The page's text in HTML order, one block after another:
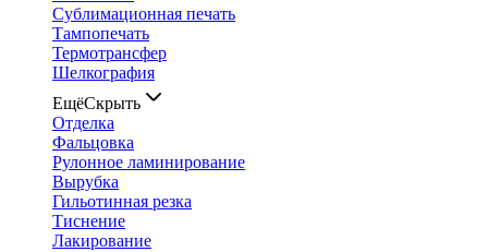
Сублимационная печать
Тампопечать
Термотрансфер
Шелкография
ЕщёСкрыть
Отделка
Фальцовка
Рулонное ламинирование
Вырубка
Гильотинная резка
Тиснение
Лакирование